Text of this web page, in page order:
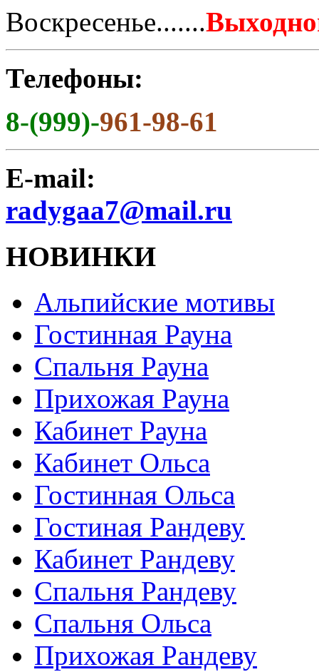
Воскресенье.......
Телефоны:
8-(999)-961-98-61
E-mail:
radygaa7@mail.ru
НОВИНКИ
Альпийские мотивы
Гостинная Рауна
Спальня Рауна
Прихожая Рауна
Кабинет Рауна
Кабинет Ольса
Гостинная Ольса
Гостиная Рандеву
Кабинет Рандеву
Спальня Рандеву
Спальня Ольса
Прихожая Рандеву